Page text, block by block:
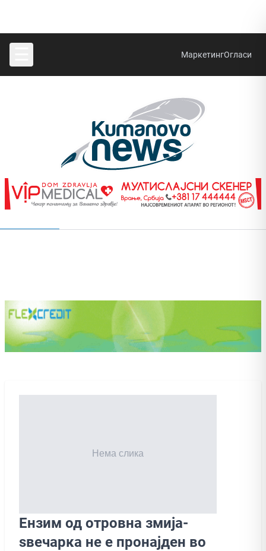
МаркетингОгласи
Ензим од отровна змија-
ѕвечарка не е пронајден во